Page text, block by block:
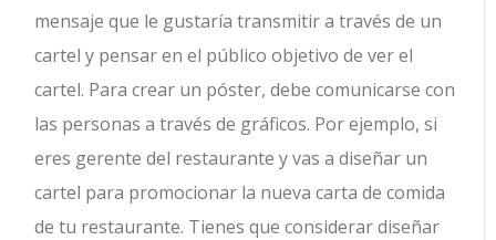
mensaje que le gustaría transmitir a través de un
cartel y pensar en el público objetivo de ver el
cartel. Para crear un póster, debe comunicarse con
las personas a través de gráficos. Por ejemplo, si
eres gerente del restaurante y vas a diseñar un
cartel para promocionar la nueva carta de comida
de tu restaurante. Tienes que considerar diseñar